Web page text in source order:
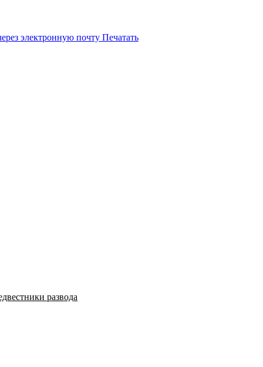
электронную почту Печатать
развода